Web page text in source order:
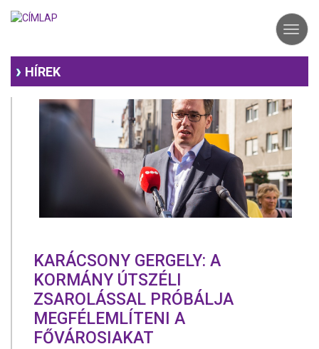
HÍREK
KARÁCSONY GERGELY: A
KORMÁNY ÚTSZÉLI
ZSAROLÁSSAL PRÓBÁLJA
MEGFÉLEMLÍTENI A
FŐVÁROSIAKAT